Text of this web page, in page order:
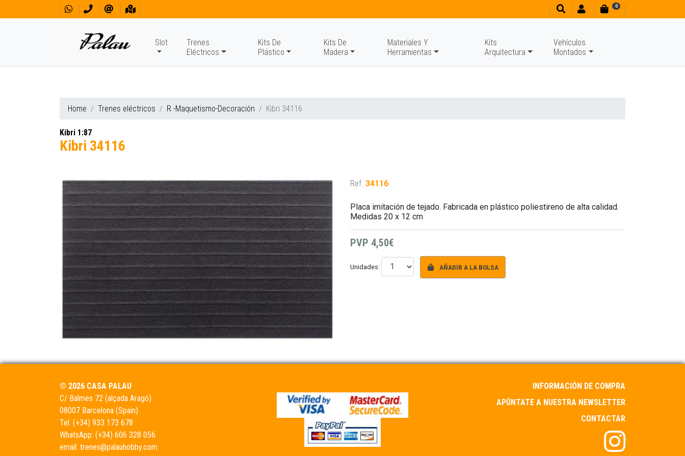
0
Slot
Trenes
Eléctricos
Kits De
Plástico
Kits De
Madera
Materiales Y
Herramientas
Kits
Arquitectura
Vehículos
Montados
Home Trenes eléctricos R -Maquetismo-Decoración Kibri 34116
Kibri 1:87
Kibri 34116
Ref. 34116
Placa imitación de tejado. Fabricada en plástico poliestireno de alta calidad.
Medidas 20 x 12 cm
PVP 4,50€
Unidades: AÑADIR A LA BOLSA
© 2026 CASA PALAU
C/ Balmes 72 (alçada Aragó)
08007 Barcelona (Spain)
Tel. (+34) 933 173 678
WhatsApp: (+34) 606 328 056
email: trenes@palauhobby.com
INFORMACIÓN DE COMPRA
APÚNTATE A NUESTRA NEWSLETTER
CONTACTAR